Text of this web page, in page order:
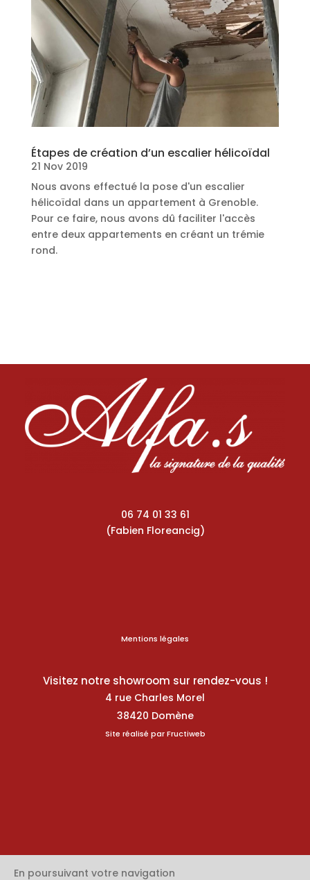
Étapes de création d’un escalier hélicoïdal
21 Nov 2019
Nous avons effectué la pose d'un escalier
hélicoïdal dans un appartement à Grenoble.
Pour ce faire, nous avons dû faciliter l'accès
entre deux appartements en créant un trémie
rond.
06 74 01 33 61
(Fabien Floreancig)
Mentions légales
Visitez notre showroom sur rendez-vous !
4 rue Charles Morel
38420 Domène
Site réalisé parFructiweb
En poursuivant votre navigation